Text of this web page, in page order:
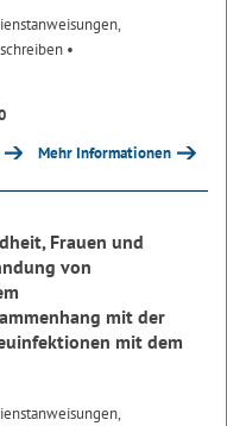
•
Mehr Informationen
Frauen und
von
mit der
mit dem